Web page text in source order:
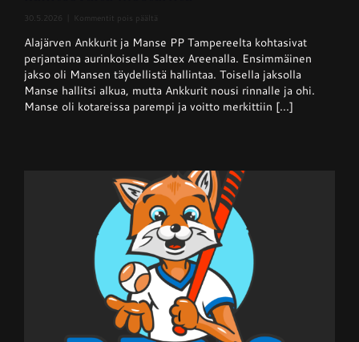
30.5.2026 Kommentit pois päältä
–
Ankkurit
nappasi
pisteen
hallitsevalta
mestarilta
Alajärven Ankkurit ja Manse PP Tampereelta kohtasivat
perjantaina aurinkoisella Saltex Areenalla. Ensimmäinen
jakso oli Mansen täydellistä hallintaa. Toisella jaksolla
Manse hallitsi alkua, mutta Ankkurit nousi rinnalle ja ohi.
Manse oli kotareissa parempi ja voitto merkittiin [...]